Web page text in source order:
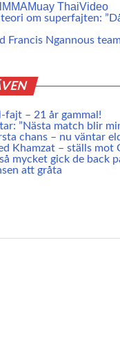
MMAMuay ThaiVideo
om superfajten:
Ngannous
fajt – 21 år gammal!
”Nästa match blir
chans – nu väntar
Khamzat – ställs mot
mycket gick de back
att gråta